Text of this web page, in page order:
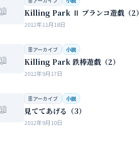
Killing Park Ⅱ ブランコ遊戯（2）
2012年11月18日
🗄 アーカイブ 小説
Killing Park 鉄棒遊戯（2）
2012年9月17日
🗄 アーカイブ 小説
見ててあげる（3）
2012年9月10日